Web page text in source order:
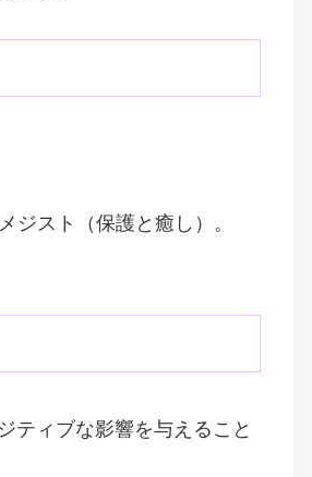
ジスト（保護と癒し）。
ティブな影響を与えること